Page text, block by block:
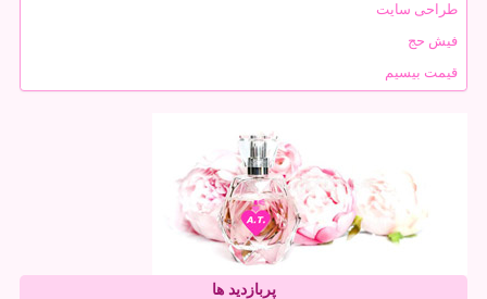
طراحی سایت
فیش حج
قیمت بیسیم
پربازدید ها